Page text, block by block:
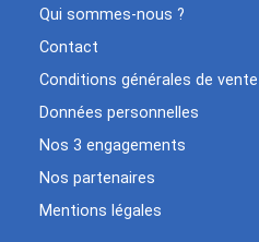
Qui sommes-nous ?
Contact
Conditions générales de vente
Données personnelles
Nos 3 engagements
Nos partenaires
Mentions légales